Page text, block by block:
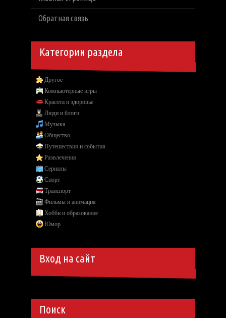
Обратная связь
Категории раздела
Другое
Компьютерные игры
Красота и здоровье
Люди и блоги
Музыка
Общество
Путешествия и события
Развлечения
Сериалы
Спорт
Транспорт
Фильмы и анимация
Хобби и образование
Юмор
Вход на сайт
Поиск